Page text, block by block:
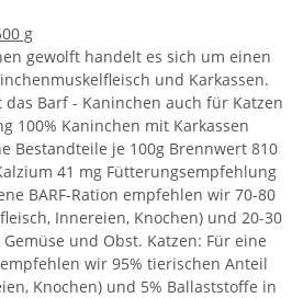
g
gewolft handelt es sich um einen
und Karkassen.
Barf - Kaninchen auch für Katzen
100% Kaninchen mit Karkassen
Bestandteile je 100g Brennwert 810
41 mg Fütterungsempfehlung
BARF-Ration empfehlen wir 70-80
Innereien, Knochen) und 20-30
und Obst. Katzen: Für eine
wir 95% tierischen Anteil
Knochen) und 5% Ballaststoffe in